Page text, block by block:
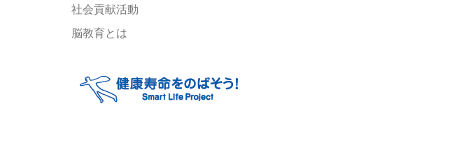
社会貢献活動
脳教育とは